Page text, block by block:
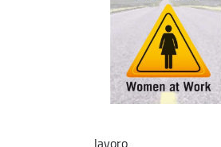
lavoro.